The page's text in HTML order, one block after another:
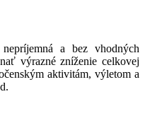
a bez vhodných
výrazné zníženie celkovej
aktivitám, výletom a